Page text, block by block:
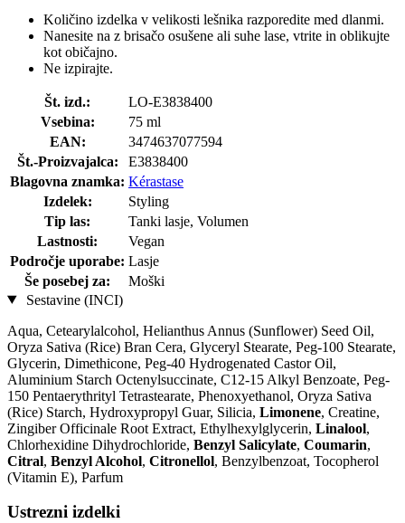
Količino izdelka v velikosti lešnika razporedite med dlanmi.
Nanesite na z brisačo osušene ali suhe lase, vtrite in oblikujte
kot običajno.
Ne izpirajte.
Št. izd.:
LO-E3838400
Vsebina:
75 ml
EAN:
3474637077594
Št.-Proizvajalca:
E3838400
Blagovna znamka: Kérastase
Izdelek:
Styling
Tip las:
Tanki lasje, Volumen
Lastnosti:
Vegan
Področje uporabe: Lasje
Še posebej za:
Moški
Sestavine (INCI)
Aqua, Cetearylalcohol, Helianthus Annus (Sunflower) Seed Oil,
Oryza Sativa (Rice) Bran Cera, Glyceryl Stearate, Peg-100 Stearate,
Glycerin, Dimethicone, Peg-40 Hydrogenated Castor Oil,
Aluminium Starch Octenylsuccinate, C12-15 Alkyl Benzoate, Peg-
150 Pentaerythrityl Tetrastearate, Phenoxyethanol, Oryza Sativa
(Rice) Starch, Hydroxypropyl Guar, Silicia, Limonene, Creatine,
Zingiber Officinale Root Extract, Ethylhexylglycerin, Linalool,
Chlorhexidine Dihydrochloride, Benzyl Salicylate, Coumarin,
Citral, Benzyl Alcohol, Citronellol, Benzylbenzoat, Tocopherol
(Vitamin E), Parfum
Ustrezni izdelki